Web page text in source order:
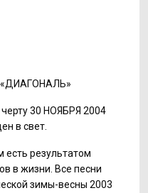
«ДИАГОНАЛЬ»
черту 30 НОЯБРЯ 2004
в свет.
есть результатом
в жизни. Все песни
зимы-весны 2003